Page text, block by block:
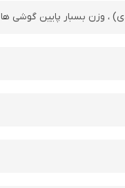
، وزن بسبار پایین گوشی ها